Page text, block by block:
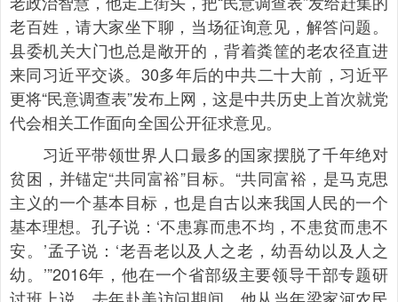
老百姓，请大家坐下聊，当场征询意见，解答问题。
县委机关大门也总是敞开的，背着粪筐的老农径直进
来同习近平交谈。30多年后的中共二十大前，习近平
更将“民意调查表”发布上网，这是中共历史上首次就党
代会相关工作面向全国公开征求意见。
习近平带领世界人口最多的国家摆脱了千年绝对
贫困，并锚定“共同富裕”目标。“共同富裕，是马克思
主义的一个基本目标，也是自古以来我国人民的一个
基本理想。孔子说：‘不患寡而患不均，不患贫而患不
安。’孟子说：‘老吾老以及人之老，幼吾幼以及人之
幼。’”2016年，他在一个省部级主要领导干部专题研